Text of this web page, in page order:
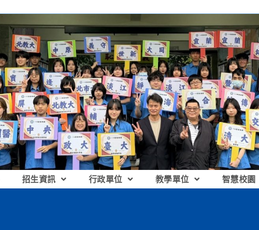
招生資訊 行政單位 教學單位 智慧校園